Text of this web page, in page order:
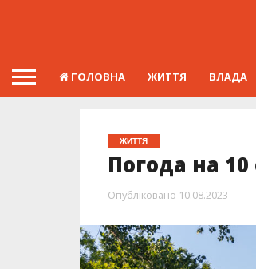
ГОЛОВНА ЖИТТЯ ВЛАДА
ЖИТТЯ
Погода на
Опубліковано 10.08.2023